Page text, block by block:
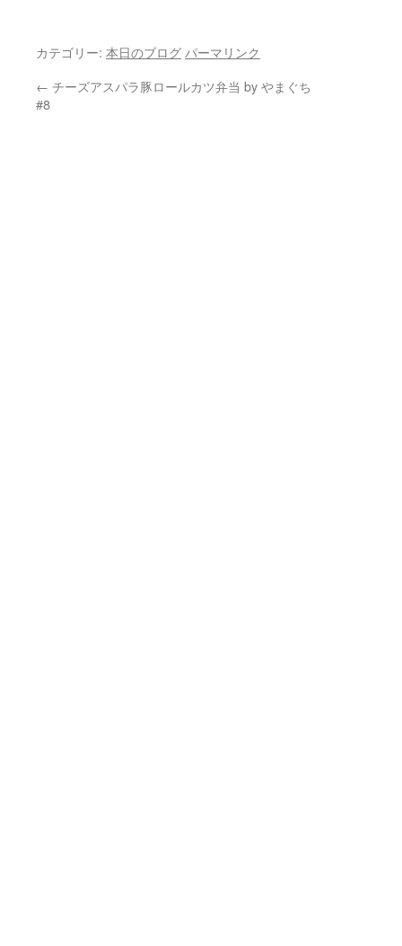
カテゴリー: 本日のブログ パーマリンク
← チーズアスパラ豚ロールカツ弁当 by やまぐち
#8